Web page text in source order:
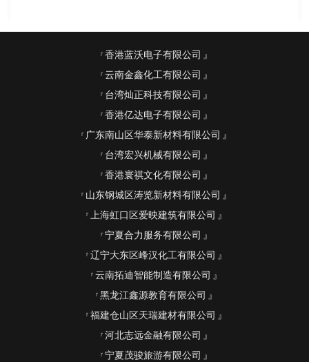
香港蓝沃电子有限公司
云南金鑫化工有限公司
台湾灿正科技有限公司
香港亿达电子有限公司
广东南山区华泰新材料有限公司
台湾宏兴机械有限公司
香港寰祺文化有限公司
山东钢城区涛览新材料有限公司
上海虹口区爱映建筑有限公司
宁夏合力服务有限公司
辽宁大东区峰汉化工有限公司
云南拓迪智能制造有限公司
黑龙江鑫源教育有限公司
福建仓山区天瑞建材有限公司
河北志远金融有限公司
宁夏茂骏旅游有限公司